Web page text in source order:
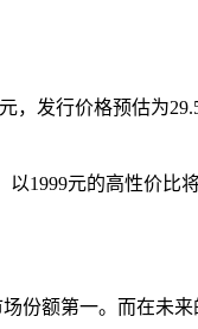
，发行价格预估为
以1999元的高性价比
份额第一。而在未